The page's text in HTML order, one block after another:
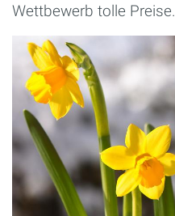
Wettbewerb tolle Preise.